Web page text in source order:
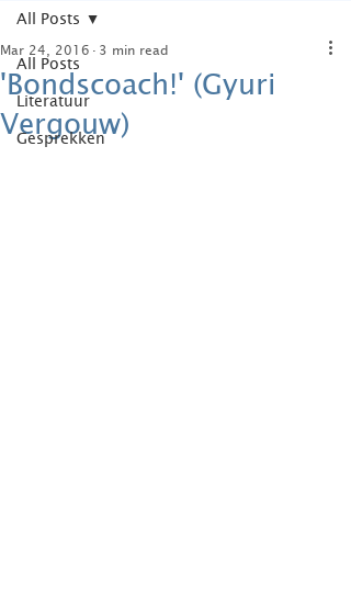
All Posts
Literatuur
Gesprekken
All Posts
'Bondscoach!' (Gyuri
Vergouw)
Mar 24, 2016 3 min read